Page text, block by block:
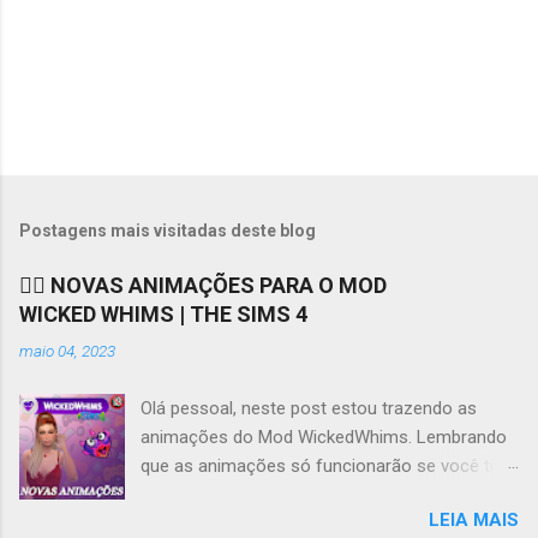
Postagens mais visitadas deste blog
❤️‍🔥 NOVAS ANIMAÇÕES PARA O MOD
WICKED WHIMS | THE SIMS 4
maio 04, 2023
Olá pessoal, neste post estou trazendo as
animações do Mod WickedWhims. Lembrando
que as animações só funcionarão se você tiver
acessar os links para download do Mod e da
LEIA MAIS